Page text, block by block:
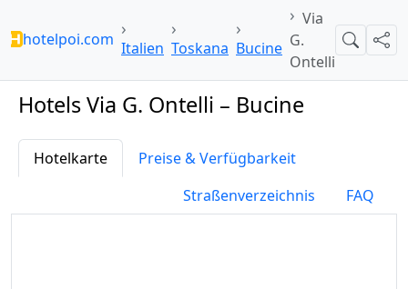
hotelpoi.com Italien Toskana Bucine
Via
G.
Ontelli
Suche
Hotels Via G. Ontelli – Bucine
Hotelkarte
Preise & Verfügbarkeit
Straßenverzeichnis
FAQ